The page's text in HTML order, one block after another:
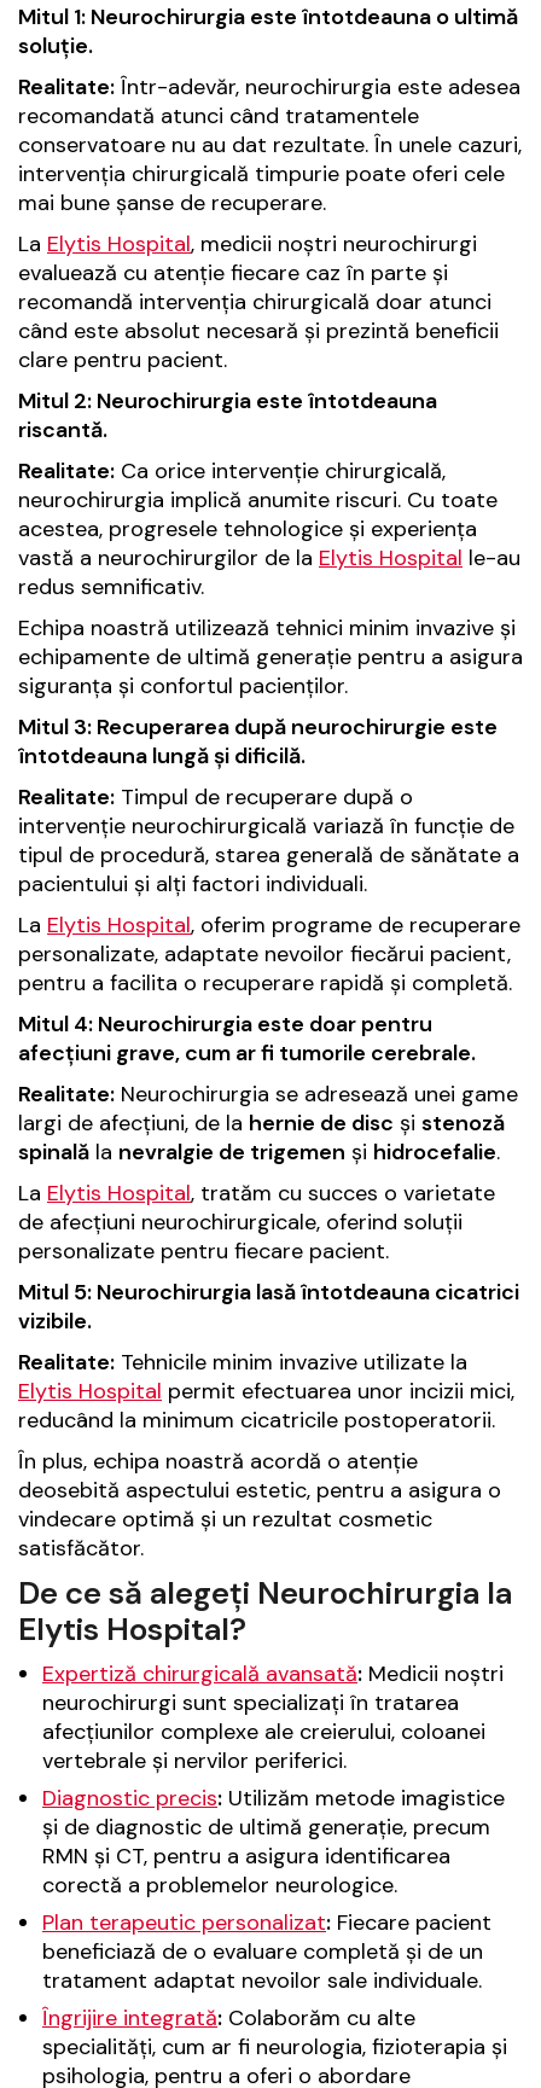
Mitul 1: Neurochirurgia este întotdeauna o ultimă
soluție.
Realitate: Într-adevăr, neurochirurgia este adesea
recomandată atunci când tratamentele
conservatoare nu au dat rezultate. În unele cazuri,
intervenția chirurgicală timpurie poate oferi cele
mai bune șanse de recuperare.
La Elytis Hospital, medicii noștri neurochirurgi
evaluează cu atenție fiecare caz în parte și
recomandă intervenția chirurgicală doar atunci
când este absolut necesară și prezintă beneficii
clare pentru pacient.
Mitul 2: Neurochirurgia este întotdeauna
riscantă.
Realitate: Ca orice intervenție chirurgicală,
neurochirurgia implică anumite riscuri. Cu toate
acestea, progresele tehnologice și experiența
vastă a neurochirurgilor de la Elytis Hospital le-au
redus semnificativ.
Echipa noastră utilizează tehnici minim invazive și
echipamente de ultimă generație pentru a asigura
siguranța și confortul pacienților.
Mitul 3: Recuperarea după neurochirurgie este
întotdeauna lungă și dificilă.
Realitate: Timpul de recuperare după o
intervenție neurochirurgicală variază în funcție de
tipul de procedură, starea generală de sănătate a
pacientului și alți factori individuali.
La Elytis Hospital, oferim programe de recuperare
personalizate, adaptate nevoilor fiecărui pacient,
pentru a facilita o recuperare rapidă și completă.
Mitul 4: Neurochirurgia este doar pentru
afecțiuni grave, cum ar fi tumorile cerebrale.
Realitate: Neurochirurgia se adresează unei game
largi de afecțiuni, de la hernie de disc și stenoză
spinală la nevralgie de trigemen și hidrocefalie.
La Elytis Hospital, tratăm cu succes o varietate
de afecțiuni neurochirurgicale, oferind soluții
personalizate pentru fiecare pacient.
Mitul 5: Neurochirurgia lasă întotdeauna cicatrici
vizibile.
Realitate: Tehnicile minim invazive utilizate la
Elytis Hospital permit efectuarea unor incizii mici,
reducând la minimum cicatricile postoperatorii.
În plus, echipa noastră acordă o atenție
deosebită aspectului estetic, pentru a asigura o
vindecare optimă și un rezultat cosmetic
satisfăcător.
De ce să alegeți Neurochirurgia la
Elytis Hospital?
Expertiză chirurgicală avansată: Medicii noștri
neurochirurgi sunt specializați în tratarea
afecțiunilor complexe ale creierului, coloanei
vertebrale și nervilor periferici.
Diagnostic precis: Utilizăm metode imagistice
și de diagnostic de ultimă generație, precum
RMN și CT, pentru a asigura identificarea
corectă a problemelor neurologice.
Plan terapeutic personalizat: Fiecare pacient
beneficiază de o evaluare completă și de un
tratament adaptat nevoilor sale individuale.
Îngrijire integrată: Colaborăm cu alte
specialități, cum ar fi neurologia, fizioterapia și
psihologia, pentru a oferi o abordare